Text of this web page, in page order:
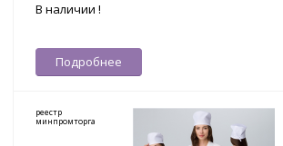
В наличии !
Подробнее
реестр
минпромторга